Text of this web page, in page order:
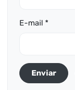
E-mail *
Enviar